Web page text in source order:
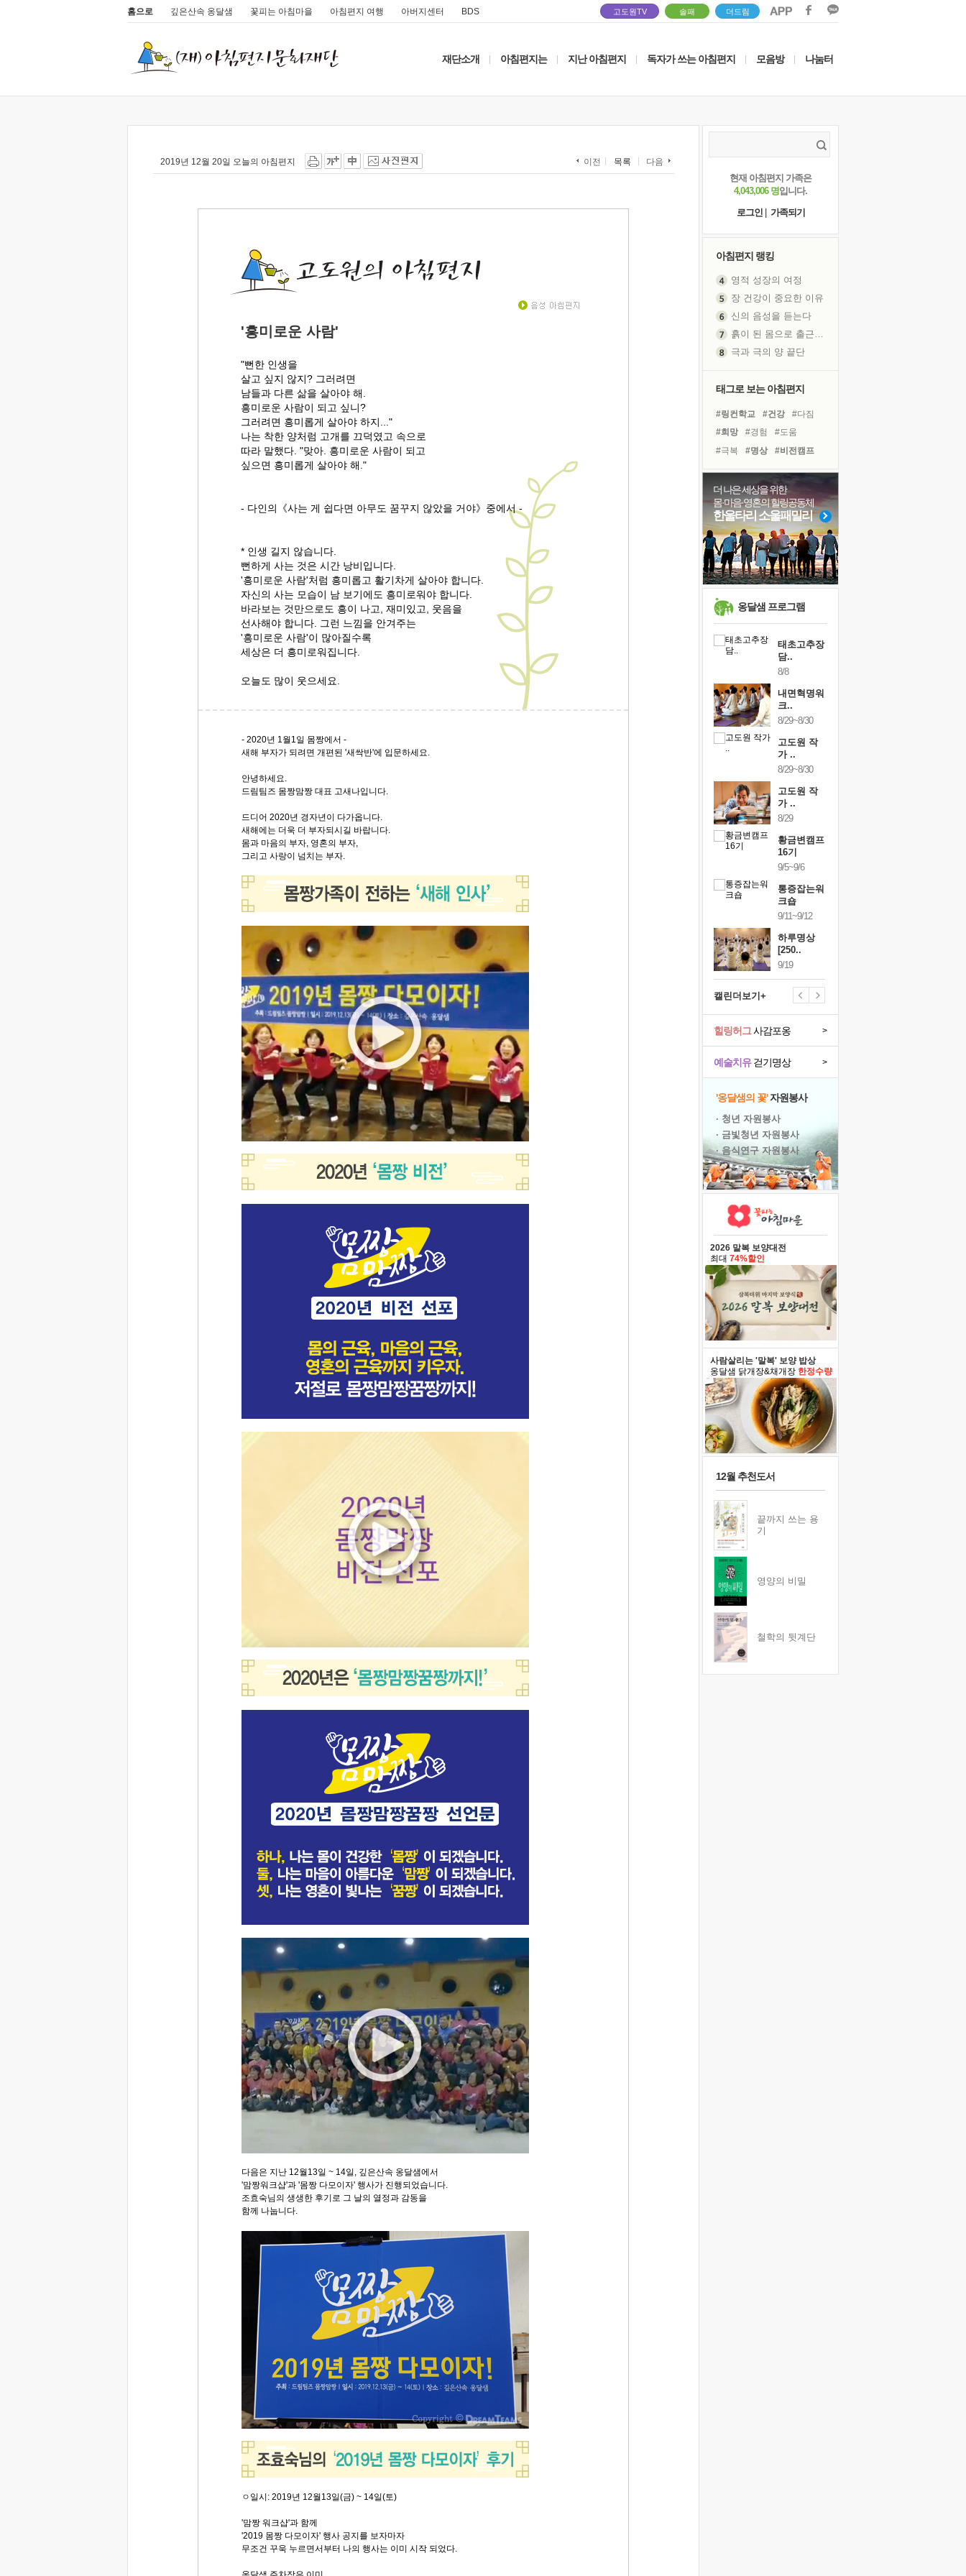
홈으로 깊은산속 옹달샘 꽃피는 아침마을 아침편지 여행 아버지센터 BDS 고도원TV 솔패 더드림
재단소개 아침편지는 지난 아침편지 독자가 쓰는 아침편지 모음방 나눔터
2019년 12월 20일 오늘의 아침편지 이전 목록 다음
'흥미로운 사람'
"뻔한 인생을
살고 싶지 않지? 그러려면
남들과 다른 삶을 살아야 해.
흥미로운 사람이 되고 싶니?
그러려면 흥미롭게 살아야 하지..."
나는 착한 양처럼 고개를 끄덕였고 속으로
따라 말했다. "맞아. 흥미로운 사람이 되고
싶으면 흥미롭게 살아야 해."
- 다인의《사는 게 쉽다면 아무도 꿈꾸지 않았을 거야》중에서 -
* 인생 길지 않습니다.
뻔하게 사는 것은 시간 낭비입니다.
'흥미로운 사람'처럼 흥미롭고 활기차게 살아야 합니다.
자신의 사는 모습이 남 보기에도 흥미로워야 합니다.
바라보는 것만으로도 흥이 나고, 재미있고, 웃음을
선사해야 합니다. 그런 느낌을 안겨주는
'흥미로운 사람'이 많아질수록
세상은 더 흥미로워집니다.
오늘도 많이 웃으세요.
- 2020년 1월1일 몸짱에서 -
새해 부자가 되려면 개편된 '새싹반'에 입문하세요.
안녕하세요.
드림팀즈 몸짱맘짱 대표 고새나입니다.
드디어 2020년 경자년이 다가옵니다.
새해에는 더욱 더 부자되시길 바랍니다.
몸과 마음의 부자, 영혼의 부자,
그리고 사랑이 넘치는 부자.
다음은 지난 12월13일 ~ 14일, 깊은산속 옹달샘에서
'맘짱워크샵'과 '몸짱 다모이자' 행사가 진행되었습니다.
조효숙님의 생생한 후기로 그 날의 열정과 감동을
함께 나눕니다.
ㅇ일시: 2019년 12월13일(금) ~ 14일(토)
'맘짱 워크샵'과 함께
'2019 몸짱 다모이자' 행사 공지를 보자마자
무조건 꾸욱 누르면서부터 나의 행사는 이미 시작 되었다.
현재 아침편지 가족은
4,043,006 명입니다.
로그인
가족되기
아침편지 랭킹
영적 성장의 여정
장 건강이 중요한 이유
신의 음성을 듣는다
흙이 된 몸으로 출근하는 여자
극과 극의 양 끝단
극심한 변비, 어깨결림, 수면 장애
보고 싶은 어머니
유년 시절의 부산 영도 바다
못된 꼰대들
거울 속의 나
희망이란
'모른다'는 것
귀를 열고 마음을 내어주고
태그로 보는 아침편지
#링컨학교 #건강
#다짐
#희망
#경험
#도움
#극복
#명상
#비전캠프
#유튜브
#위기
#면역력
#선택
#계획
#리더
#바이러스
#사람
#독서
#아이들
#독서캠프
#나눔
더 나은 세상을 위한
몸·마음·영혼의 힐링공동체
한울타리 소울패밀리
옹달샘 프로그램
태초고추장
담..
8/8
내면혁명워
크..
8/29~8/30
고도원 작
가 ..
8/29~8/30
고도원 작
가 ..
8/29
황금변캠프
16기
9/5~9/6
통증잡는워
크숍
9/11~9/12
하루명상
[250..
9/19
캘린더보기+
예술치유걷기명상 >
힐링허그사감포옹 >
'옹달샘의 꽃'자원봉사
· 청년 자원봉사
· 금빛청년 자원봉사
· 음식연구 자원봉사
2026 말복 보양대전
최대 74%할인
사람살리는 '말복' 보양 밥상
옹달샘 닭개장&채개장 한정수량
12월 추천도서
끝까지 쓰는 용
기
영양의 비밀
철학의 뒷계단